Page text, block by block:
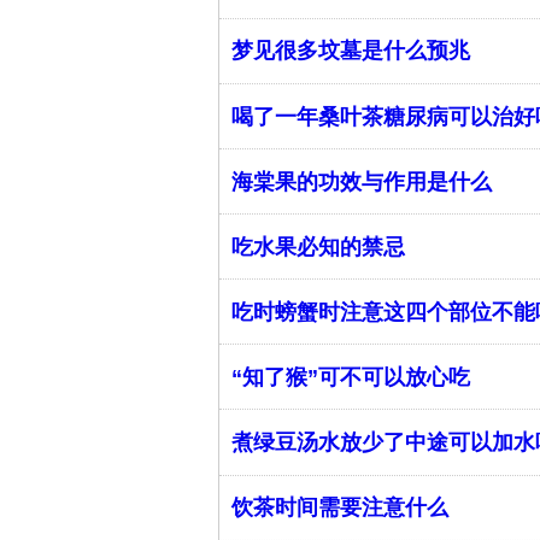
梦见很多坟墓是什么预兆
喝了一年桑叶茶糖尿病可以治好
海棠果的功效与作用是什么
吃水果必知的禁忌
吃时螃蟹时注意这四个部位不能
“知了猴”可不可以放心吃
煮绿豆汤水放少了中途可以加水
饮茶时间需要注意什么